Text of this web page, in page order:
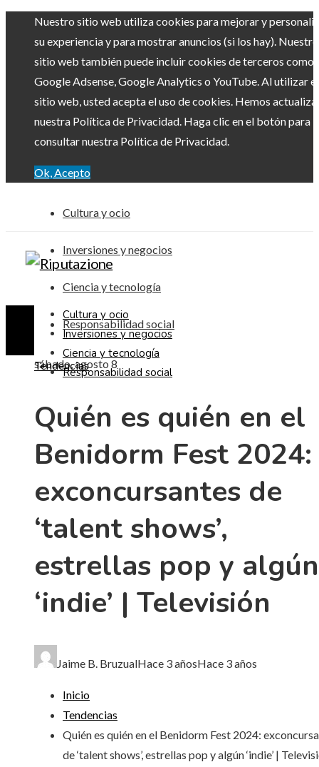
Nuestro sitio web utiliza cookies para mejorar y
su experiencia y para mostrar anuncios (si los hay). Nuestro
sitio web también puede incluir cookies de terceros como
Google Adsense, Google Analytics o YouTube. Al utilizar el
sitio web, usted acepta el uso de cookies. Hemos
nuestra Política de Privacidad. Haga clic en el botón para
consultar nuestra Política de Privacidad.
Ok, Acepto
Cultura y ocio
Inversiones y negocios
Ciencia y tecnología
Responsabilidad social
sábado, agosto 8
Cultura y ocio
Inversiones y negocios
Ciencia y tecnología
Responsabilidad social
Tendencias
Quién es quién en el
Benidorm Fest 2024:
exconcursantes de
‘talent shows’,
estrellas pop y algún
‘indie’ | Televisión
Jaime B. BruzualHace 3 añosHace 3 años
Inicio
Tendencias
Quién es quién en el Benidorm Fest 2024:
de ‘talent shows’, estrellas pop y algún ‘indie’ |